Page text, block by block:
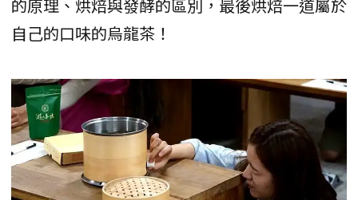
的原理、烘焙與發酵的區別，最後烘焙一道屬於
自己的口味的烏龍茶！